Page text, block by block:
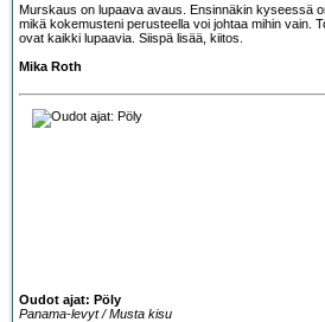
Murskaus on lupaava avaus. Ensinnäkin kyseessä
mikä kokemusteni perusteella voi johtaa mihin vain.
ovat kaikki lupaavia. Siispä lisää, kiitos.
Mika Roth
Oudot ajat: Pöly
Panama-levyt / Musta kisu